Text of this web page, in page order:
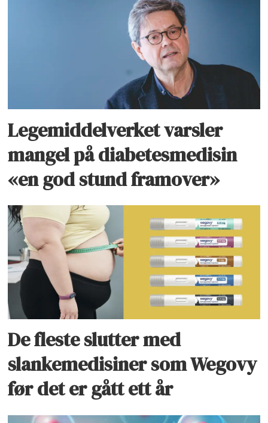
Legemiddelverket varsler
mangel på diabetesmedisin
«en god stund framover»
De fleste slutter med
slankemedisiner som Wegovy
før det er gått ett år